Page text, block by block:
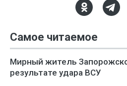
Самое читаемое
Мирный житель
результате удара ВСУ